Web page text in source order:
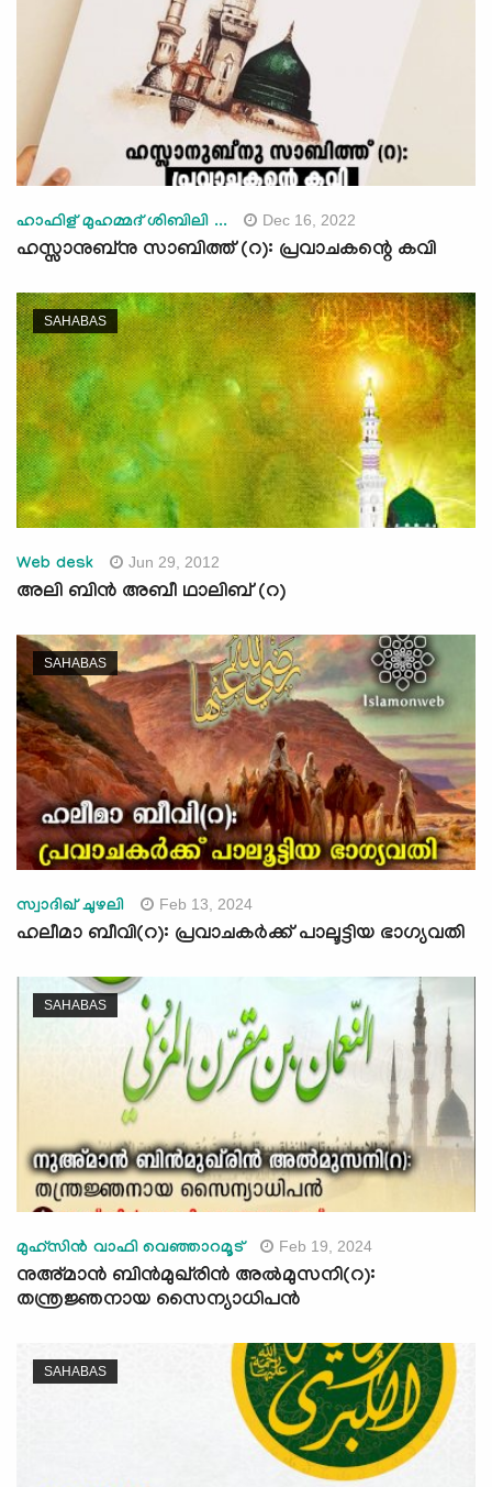
ഹാഫിള് മുഹമ്മദ് ശിബിലി ... Dec 16, 2022
ഹസ്സാനുബ്നു സാബിത്ത് (റ): പ്രവാചകന്റെ കവി
SAHABAS
Web desk Jun 29, 2012
അലി ബിന്‍ അബീ ഥാലിബ് (റ)
SAHABAS
സ്വാദിഖ് ചുഴലി Feb 13, 2024
ഹലീമാ ബീവി(റ): പ്രവാചകര്‍ക്ക് പാലൂട്ടിയ ഭാഗ്യവതി
SAHABAS
മുഹ്സിൻ വാഫി വെഞ്ഞാറമൂട് Feb 19, 2024
നുഅ്മാന്‍ ബിന്‍മുഖ്‍രിൻ അൽമുസനി(റ):
തന്ത്രജ്ഞനായ സൈന്യാധിപന്‍
SAHABAS